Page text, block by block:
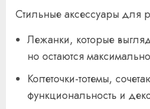
Стильные аксессуары для
Лежанки, которые
но остаются
Когтеточки-тотемы,
функциональность и